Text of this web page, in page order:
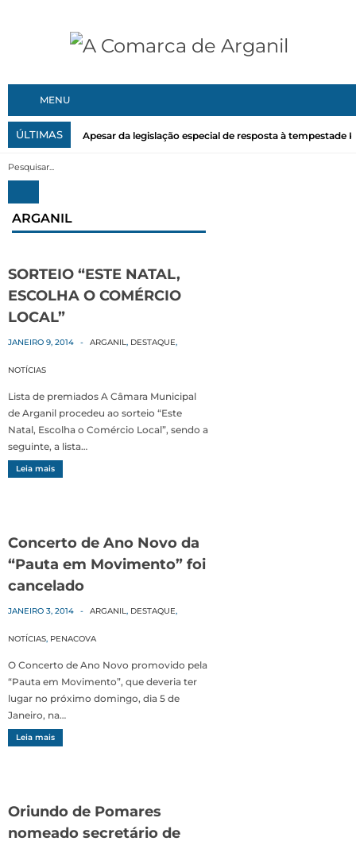
MENU
ÚLTIMAS Apesar da legislação especial de resposta à tempestade
ARGANIL
SORTEIO “ESTE NATAL,
ESCOLHA O COMÉRCIO
LOCAL”
JANEIRO 9, 2014 - ARGANIL, DESTAQUE,
NOTÍCIAS
Lista de premiados A Câmara Municipal
de Arganil procedeu ao sorteio “Este
Natal, Escolha o Comércio Local”, sendo a
seguinte, a lista…
Leia mais
Concerto de Ano Novo da
“Pauta em Movimento” foi
cancelado
JANEIRO 3, 2014 - ARGANIL, DESTAQUE,
NOTÍCIAS, PENACOVA
O Concerto de Ano Novo promovido pela
“Pauta em Movimento”, que deveria ter
lugar no próximo domingo, dia 5 de
Janeiro, na…
Leia mais
Oriundo de Pomares
nomeado secretário de